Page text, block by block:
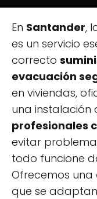
En Santander,
es un servicio
correcto
evacuación
en viviendas,
una
profesionales
evitar
todo funcione
Ofrecemos una
que se